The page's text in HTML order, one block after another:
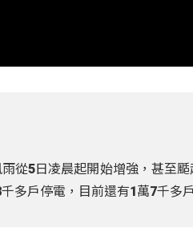
從5日凌晨起開始增強，甚至
多戶停電，目前還有1萬7千多